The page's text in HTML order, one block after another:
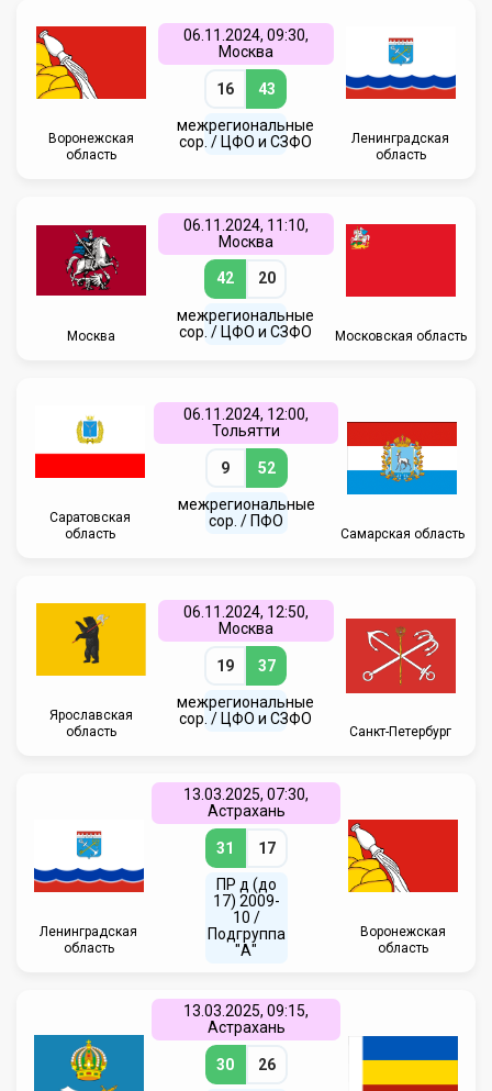
Воронежская
область
06.11.2024, 09:30,
Москва
16 43
межрегиональные
сор. / ЦФО и СЗФО
Ленинградская
область
Москва
06.11.2024, 11:10,
Москва
42 20
межрегиональные
сор. / ЦФО и СЗФО
Московская область
Саратовская
область
06.11.2024, 12:00,
Тольятти
9 52
межрегиональные
сор. / ПФО
Самарская область
Ярославская
область
06.11.2024, 12:50,
Москва
19 37
межрегиональные
сор. / ЦФО и СЗФО
Санкт-Петербург
Ленинградская
область
13.03.2025, 07:30,
Астрахань
31 17
ПР д (до
17) 2009-
10 /
Подгруппа
"А"
Воронежская
область
13.03.2025, 09:15,
Астрахань
30 26